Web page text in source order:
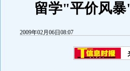
留学"平价风
2009年02月06日08:07